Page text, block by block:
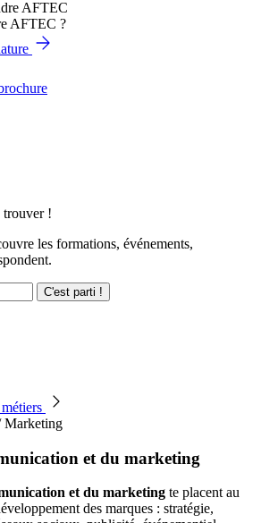
AFTEC ?
trouver !
les formations, événements,
C'est parti !
Marketing
et du marketing
et du marketing te placent au
des marques : stratégie,